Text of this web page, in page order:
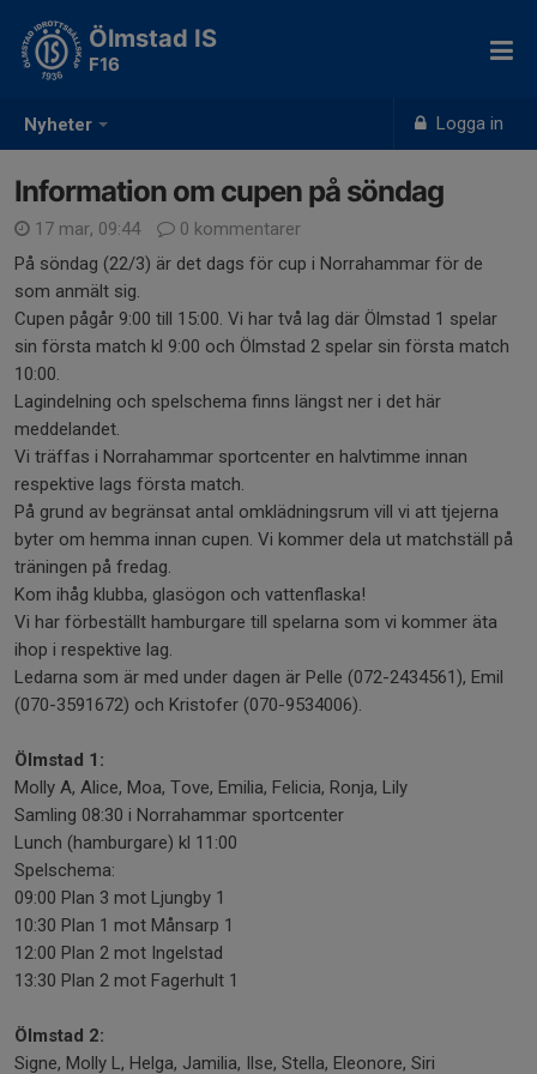
Nyheter Logga in
Ölmstad IS
F16
Information om cupen på söndag
17 mar, 09:44
0 kommentarer
På söndag (22/3) är det dags för cup i Norrahammar för de
som anmält sig.
Cupen pågår 9:00 till 15:00. Vi har två lag där Ölmstad 1 spelar
sin första match kl 9:00 och Ölmstad 2 spelar sin första match
10:00.
Lagindelning och spelschema finns längst ner i det här
meddelandet.
Vi träffas i Norrahammar sportcenter en halvtimme innan
respektive lags första match.
På grund av begränsat antal omklädningsrum vill vi att tjejerna
byter om hemma innan cupen. Vi kommer dela ut matchställ på
träningen på fredag.
Kom ihåg klubba, glasögon och vattenflaska!
Vi har förbeställt hamburgare till spelarna som vi kommer äta
ihop i respektive lag.
Ledarna som är med under dagen är Pelle (072-2434561), Emil
(070-3591672) och Kristofer (070-9534006).
Ölmstad 1:
Molly A, Alice, Moa, Tove, Emilia, Felicia, Ronja, Lily
Samling 08:30 i Norrahammar sportcenter
Lunch (hamburgare) kl 11:00
Spelschema:
09:00 Plan 3 mot Ljungby 1
10:30 Plan 1 mot Månsarp 1
12:00 Plan 2 mot Ingelstad
13:30 Plan 2 mot Fagerhult 1
Ölmstad 2:
Signe, Molly L, Helga, Jamilia, Ilse, Stella, Eleonore, Siri